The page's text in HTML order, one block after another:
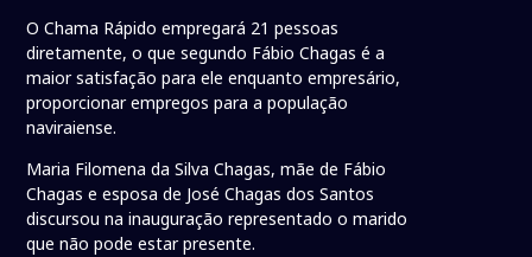
O Chama Rápido empregará 21 pessoas
diretamente, o que segundo Fábio Chagas é a
maior satisfação para ele enquanto empresário,
proporcionar empregos para a população
naviraiense.
Maria Filomena da Silva Chagas, mãe de Fábio
Chagas e esposa de José Chagas dos Santos
discursou na inauguração representado o marido
que não pode estar presente.